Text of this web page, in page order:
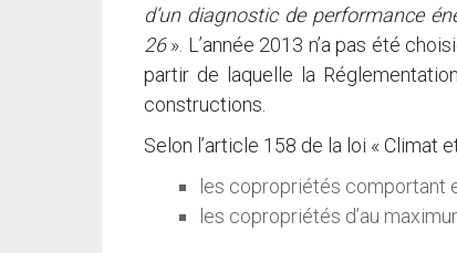
d’un diagnostic de performance
26». L’année 2013 n’a pas été
partir de laquelle la
constructions.
Selon l’article 158 de la loi « Climat
les copropriétés comportant
les copropriétés d’au